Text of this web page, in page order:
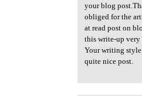
your blog
obliged for the
at read post on
this write-up very
Your writing style
quite nice post.